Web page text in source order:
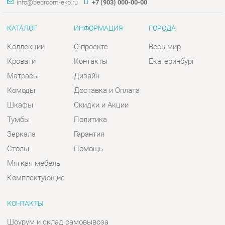
Комоды
Тумбы
Зеркала
Столы
Мягкая мебель
Комплектующие
Доставка и Оплата
Политика
Гарантия
Помощь
Шоурум и склад самовывоза
Адрес: г. Екатеринбург, пер.
Базовый, 47
Телефон: +7 (903) 000-00-00
Пн - Пт:10:00 - 18:00 (GMT+5)